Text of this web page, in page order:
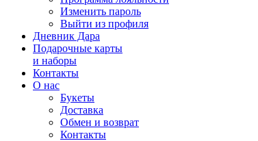
Изменить пароль
Выйти из профиля
Дневник Дара
Подарочные карты
и наборы
Контакты
О нас
Букеты
Доставка
Обмен и возврат
Контакты